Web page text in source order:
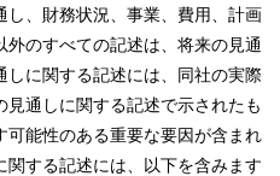
し、財務状況、事業、費用、計画
のすべての記述は、将来の見通
しに関する記述には、同社の実際
通しに関する記述で示されたも
能性のある重要な要因が含まれ
する記述には、以下を含みます